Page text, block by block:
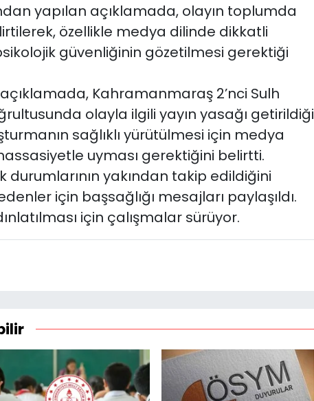
yapılan açıklamada, olayın toplumda
özellikle medya dilinde dikkatli
güvenliğinin gözetilmesi gerektiği
Kahramanmaraş 2’nci Sulh
olayla ilgili yayın yasağı getirildiği
sağlıklı yürütülmesi için medya
uyması gerektiğini belirtti.
durumlarının yakından takip edildiğini
için başsağlığı mesajları paylaşıldı.
için çalışmalar sürüyor.